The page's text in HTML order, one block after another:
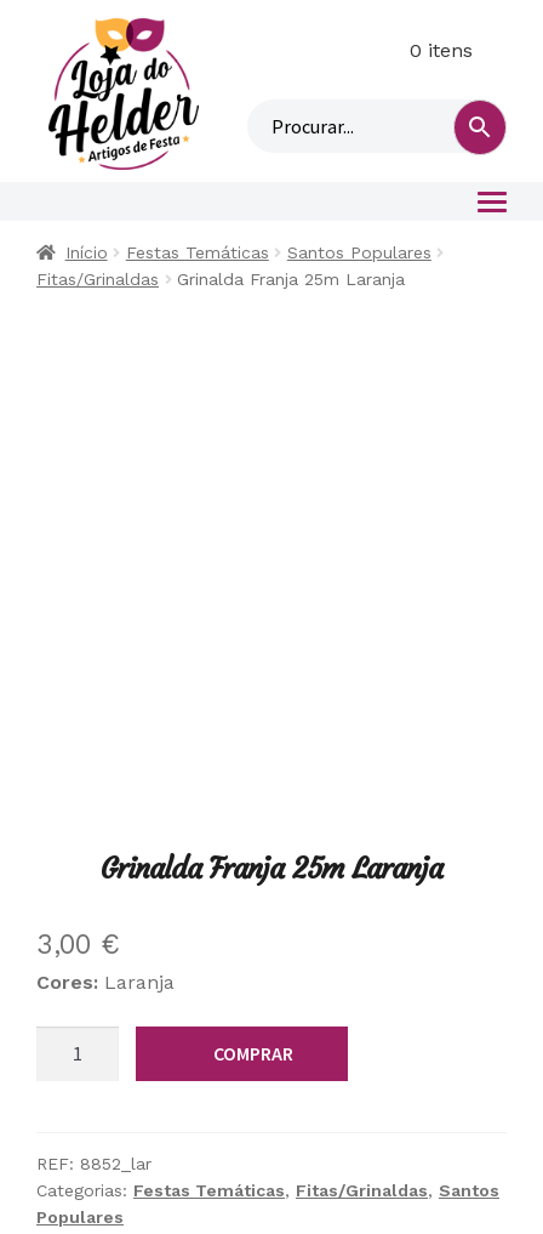
n
0 itens
Início Festas Temáticas
Santos Populares
Fitas/Grinaldas
Grinalda Franja 25m Laranja
Grinalda Franja 25m Laranja
3,00 €
Cores: Laranja
25m
Laranja
COMPRAR
REF: 8852_lar
Categorias: Festas Temáticas, Fitas/Grinaldas, Santos
Populares